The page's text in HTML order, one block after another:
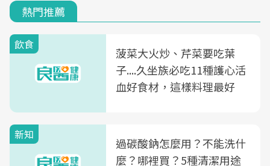
熱門推薦
飲食
菠菜大火炒、芹菜要吃葉
子....久坐族必吃11種護心活
血好食材，這樣料理最好
新知
過碳酸鈉怎麼用？不能洗什
麼？哪裡買？5種清潔用途